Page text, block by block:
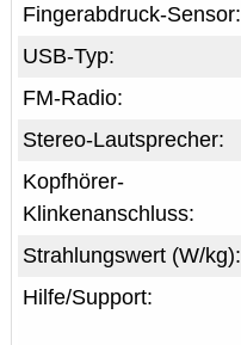
Fingerabdruck-Sensor:
USB-Typ:
FM-Radio:
Stereo-Lautsprecher:
Kopfhörer-
Klinkenanschluss:
Strahlungswert (W/kg):
Hilfe/Support: